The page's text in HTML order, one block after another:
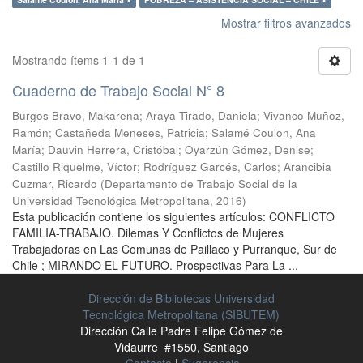
Mostrar filtros avanzados
Mostrando ítems 1-1 de 1
Cuaderno de Trabajo Social N° 8
Burgos Bravo, Makarena; Araya Tirado, Daniela; Vivanco Muñoz,
Ramón; Castañeda Meneses, Patricia; Salamé Coulon, Ana
María; Dauvin Herrera, Cristóbal; Oyarzún Gómez, Denise;
Castillo Riquelme, Víctor; Rodríguez Garcés, Carlos; Arancibia
Cuzmar, Ricardo (Departamento de Trabajo Social de la
Universidad Tecnológica Metropolitana, 2016)
Esta publicación contiene los siguientes artículos: CONFLICTO
FAMILIA-TRABAJO. Dilemas Y Conflictos de Mujeres
Trabajadoras en Las Comunas de Paillaco y Purranque, Sur de
Chile ; MIRANDO EL FUTURO. Prospectivas Para La ...
Dirección de Bibliotecas Universidad
Tecnológica Metropolitana (SIBUTEM)
Dirección Calle Padre Felipe Gómez de
Vidaurre #1550, Santiago